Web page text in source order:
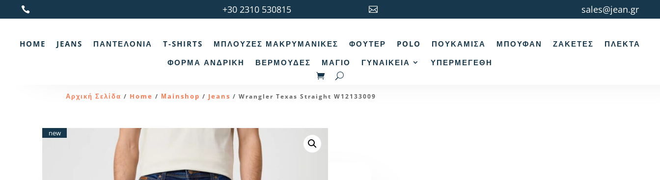
 +30 2310 530815  sales@jean.gr
HOME JEANS ΠΑΝΤΕΛΌΝΙΑ T-SHIRTS ΜΠΛΟΎΖΕΣ ΜΑΚΡΥΜΆΝΙΚΕΣ ΦΟΎΤΕΡ POLO ΠΟΥΚΆΜΙΣΑ ΜΠΟΥΦΆΝ ΖΑΚΈΤΕΣ
ΠΛΕΚΤΆ
ΦΌΡΜΑ ΑΝΔΡΙΚΉ
ΒΕΡΜΟΎΔΕΣ ΜΑΓΙΌ ΓΥΝΑΙΚΕΊΑ ΥΠΕΡΜΕΓΈΘΗ
Αρχική Σελίδα / Home / Μainshop / Jeans / Wrangler Texas Straight W12133009
new